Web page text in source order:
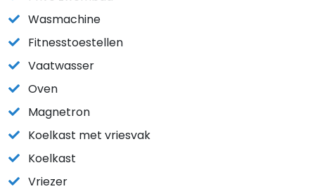
Wasmachine
Fitnesstoestellen
Vaatwasser
Oven
Magnetron
Koelkast met vriesvak
Koelkast
Vriezer